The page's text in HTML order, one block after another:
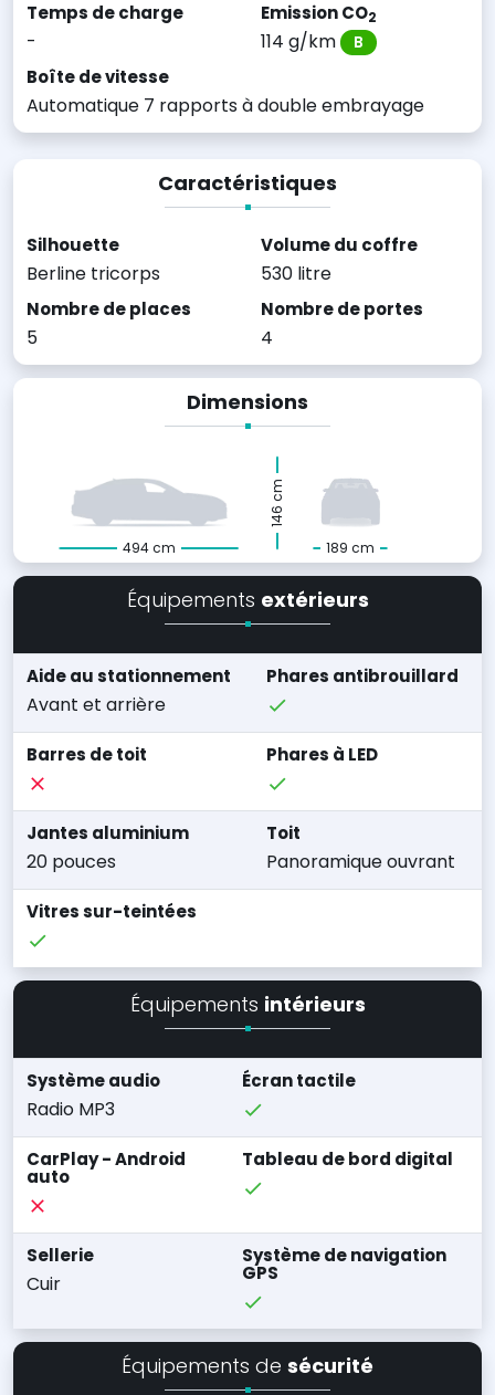
Temps de charge
-
Emission CO2
114 g/km B
Boîte de vitesse
Automatique 7 rapports à double embrayage
Caractéristiques
Silhouette
Berline tricorps
Volume du coffre
530 litre
Nombre de places
5
Nombre de portes
4
Dimensions
494 cm 189 cm
146 cm
Équipements extérieurs
Aide au stationnement
Avant et arrière
Phares antibrouillard
Barres de toit Phares à LED
Jantes aluminium
20 pouces
Toit
Panoramique ouvrant
Vitres sur-teintées
Équipements intérieurs
Système audio
Radio MP3
Écran tactile
CarPlay - Android
auto
Tableau de bord digital
Sellerie
Cuir
Système de navigation
GPS
Équipements de sécurité